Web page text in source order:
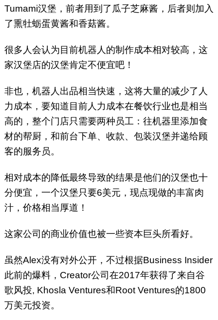
Tumami汉堡，前者用到了瓜子芝麻酱，后者则加入
了熏牡蛎蛋黄酱和香菇酱。
很多人会认为目前机器人的制作成本相对较高，这
家汉堡店的汉堡肯定不便宜吧！
非也，机器人出品相当快速，这将大量的减少了人
力成本，要知道目前人力成本在餐饮行业也是相当
高的，整个门店只需要两种员工：往机器里添加食
材的帮厨，和前台下单、收款、包装汉堡并递给顾
客的服务员。
相对成本的降低最终导致的结果是他们的汉堡也十
分便宜，一个汉堡只要6美元，现点现做的丰富肉
汁，价格相当厚道！
这家公司的商业价值也被一些资本巨头所看好。
虽然Alex没有对外公开，不过根据Business Insider
此前的爆料，Creator公司在2017年获得了来自谷
歌风投, Khosla Ventures和Root Ventures的1800
万美元投资。